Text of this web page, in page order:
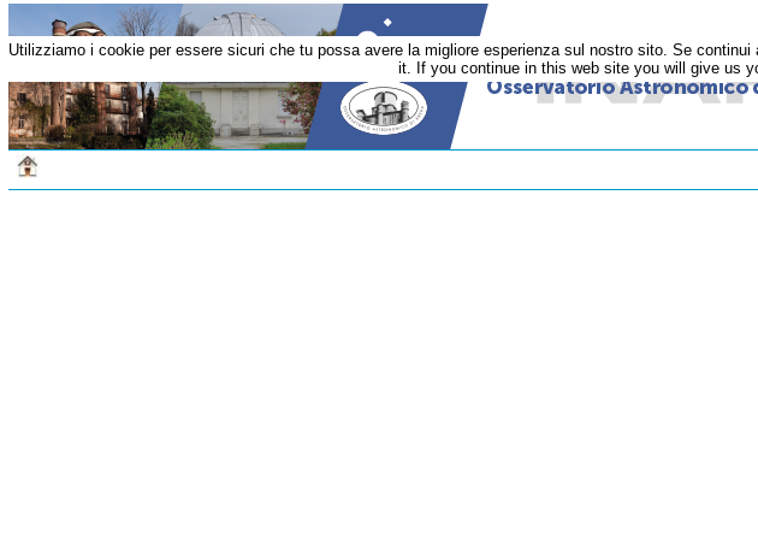
Utilizziamo i cookie per essere sicuri che tu possa avere la migliore esperienza sul nostro sito. Se
it. If you continue in this web site you will give us